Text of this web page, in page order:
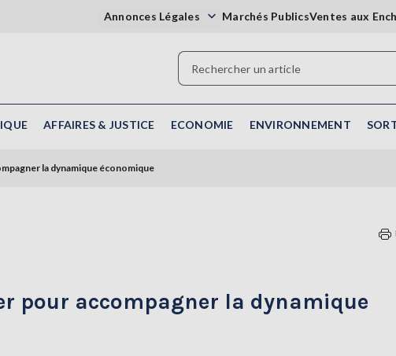
Annonces Légales Marchés PublicsVentes aux
AFFAIRES & JUSTICE ECONOMIE ENVIRONNEMENT
la dynamique économique
pour accompagner la dynamique